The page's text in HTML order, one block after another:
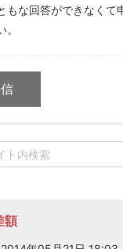
もな回答ができなくて
額